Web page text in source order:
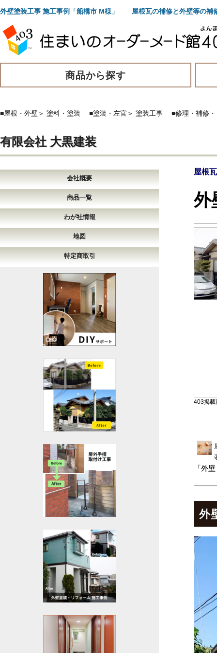
外壁塗装工事 施工事例「船橋市 M様」 屋根瓦の補修と外壁等の補
商品から探す
■屋根・外壁＞ 塗料・塗装 ■塗装・左官 ＞ 塗装工事 ■修理・補修
有限会社 大黒建装
会社概要
商品一覧
わが社情報
地図
特定商取引
屋根
外
403掲載
「外
外